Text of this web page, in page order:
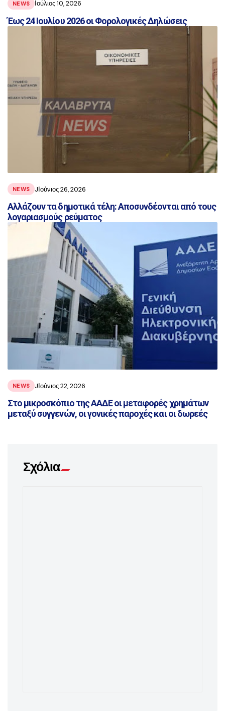
NEWS Ιούλιος 10, 2026
Έως 24 Ιουλίου 2026 οι Φορολογικές Δηλώσεις
NEWS JΙούνιος 26, 2026
Aλλάζουν τα δημοτικά τέλη: Αποσυνδέονται από τους
λογαριασμούς ρεύματος
NEWS JΙούνιος 22, 2026
Στο μικροσκόπιο της ΑΑΔΕ οι μεταφορές χρημάτων
μεταξύ συγγενών, οι γονικές παροχές και οι δωρεές
Σχόλια